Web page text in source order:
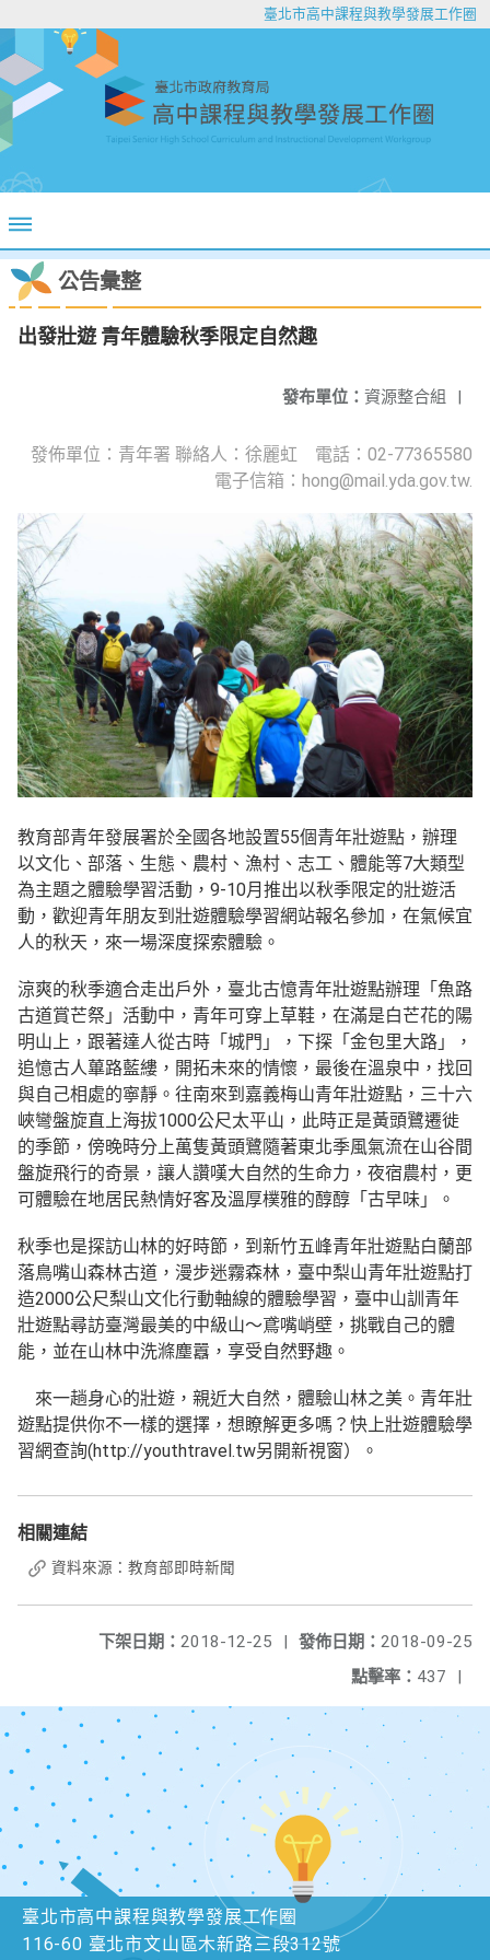
臺北市高中課程與教學發展工作圈
公告彙整
出發壯遊 青年體驗秋季限定自然趣
發布單位： 資源整合組 |
發佈單位：青年署 聯絡人：徐麗虹 電話：02-77365580
電子信箱：hong@mail.yda.gov.tw.
教育部青年發展署於全國各地設置55個青年壯遊點，辦理
以文化、部落、生態、農村、漁村、志工、體能等7大類型
為主題之體驗學習活動，9-10月推出以秋季限定的壯遊活
動，歡迎青年朋友到壯遊體驗學習網站報名參加，在氣候宜
人的秋天，來一場深度探索體驗。
涼爽的秋季適合走出戶外，臺北古憶青年壯遊點辦理「魚路
古道賞芒祭」活動中，青年可穿上草鞋，在滿是白芒花的陽
明山上，跟著達人從古時「城門」，下探「金包里大路」，
追憶古人蓽路藍縷，開拓未來的情懷，最後在溫泉中，找回
與自己相處的寧靜。往南來到嘉義梅山青年壯遊點，三十六
峽彎盤旋直上海拔1000公尺太平山，此時正是黃頭鷺遷徙
的季節，傍晚時分上萬隻黃頭鷺隨著東北季風氣流在山谷間
盤旋飛行的奇景，讓人讚嘆大自然的生命力，夜宿農村，更
可體驗在地居民熱情好客及溫厚樸雅的醇醇「古早味」。
秋季也是探訪山林的好時節，到新竹五峰青年壯遊點白蘭部
落鳥嘴山森林古道，漫步迷霧森林，臺中梨山青年壯遊點打
造2000公尺梨山文化行動軸線的體驗學習，臺中山訓青年
壯遊點尋訪臺灣最美的中級山～鳶嘴峭壁，挑戰自己的體
能，並在山林中洗滌塵囂，享受自然野趣。
來一趟身心的壯遊，親近大自然，體驗山林之美。青年壯
遊點提供你不一樣的選擇，想瞭解更多嗎？快上壯遊體驗學
習網查詢(http://youthtravel.tw另開新視窗）。
相關連結
資料來源：教育部即時新聞
發佈日期： 2018-09-25
下架日期： 2018-12-25
|
點擊率： 437 |
臺北市高中課程與教學發展工作圈
116-60 臺北市文山區木新路三段312號